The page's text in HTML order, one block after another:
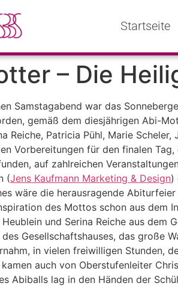
Startseite
– Die
Samstagabend war das
gemäß dem diesjährigen Abi-
Reiche, Patricia Pühl, Marie
Vorbereitungen für den finalen
auf zahlreichen
(Jens Kaufmann Marketing & Design)
wäre die herausragende
des Mottos schon aus dem
Heublein und Serina Reiche aus
Gesellschaftshauses, das große
in vielen freiwilligen Stunden,
auch von Oberstufenleiter
Abiballs lag in den Händen der